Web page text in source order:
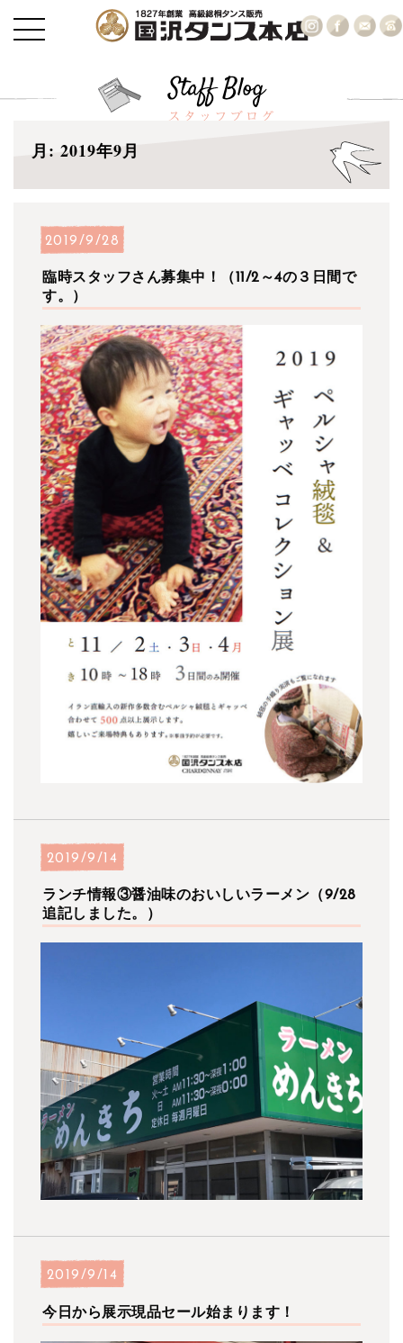
月: 2019年9月
2019/9/28
臨時スタッフさん募集中！（11/2～4の３日間で
す。）
2019/9/14
ランチ情報③醤油味のおいしいラーメン（9/28
追記しました。）
2019/9/14
今日から展示現品セール始まります！